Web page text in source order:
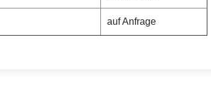
auf Anfrage